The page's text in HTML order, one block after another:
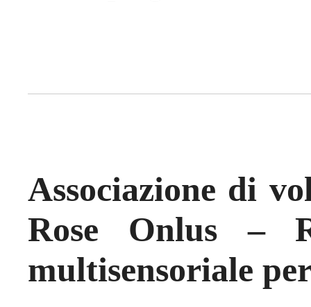
Associazione di
Rose Onlus –
multisensoriale